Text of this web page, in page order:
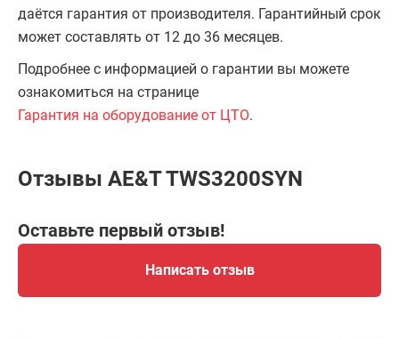
даётся гарантия от производителя. Гарантийный срок
может составлять от 12 до 36 месяцев.
Подробнее с информацией о гарантии вы можете
ознакомиться на странице
Гарантия на оборудование от ЦТО.
Отзывы AE&T TWS3200SYN
Оставьте первый отзыв!
Написать отзыв